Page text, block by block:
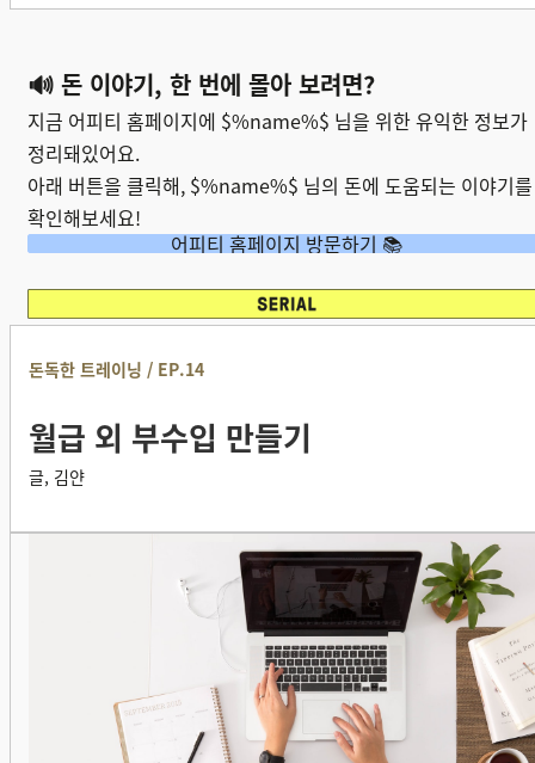
🔊 돈 이야기, 한 번에 몰아 보려면?
지금 어피티 홈페이지에 $%name%$ 님을 위한 유익한 정보가
정리돼있어요.
아래 버튼을 클릭해, $%name%$ 님의 돈에 도움되는 이야기를
확인해보세요!
어피티 홈페이지 방문하기 📚
돈독한 트레이닝 / EP.14
월급 외 부수입 만들기
글, 김얀